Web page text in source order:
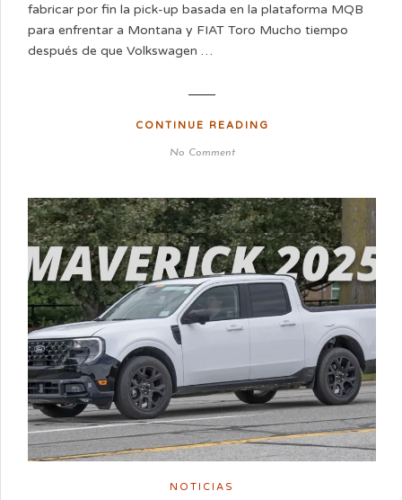
fabricar por fin la pick-up basada en la plataforma MQB
para enfrentar a Montana y FIAT Toro Mucho tiempo
después de que Volkswagen …
CONTINUE READING
No Comment
NOTICIAS